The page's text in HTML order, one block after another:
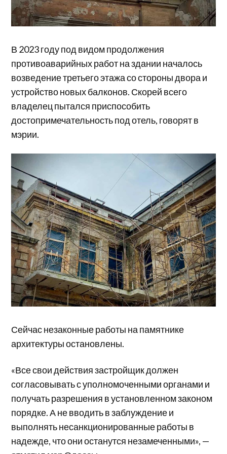
В 2023 году под видом продолжения
противоаварийных работ на здании началось
возведение третьего этажа со стороны двора и
устройство новых балконов. Скорей всего
владелец пытался приспособить
достопримечательность под отель, говорят в
мэрии.
Сейчас незаконные работы на памятнике
архитектуры остановлены.
«Все свои действия застройщик должен
согласовывать с уполномоченными органами и
получать разрешения в установленном законом
порядке. А не вводить в заблуждение и
выполнять несанкционированные работы в
надежде, что они останутся незамеченными», —